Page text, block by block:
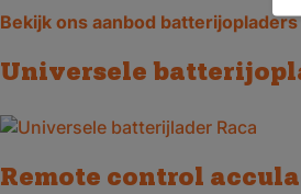
Bekijk ons aanbod batterijopladers
Universele
Remote control